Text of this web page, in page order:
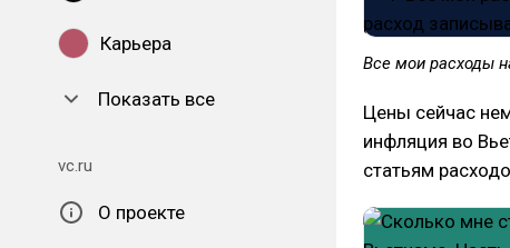
Карьера
Показать все
vc.ru
О проекте
Все мои расходы
Цены сейчас
инфляция во
статьям